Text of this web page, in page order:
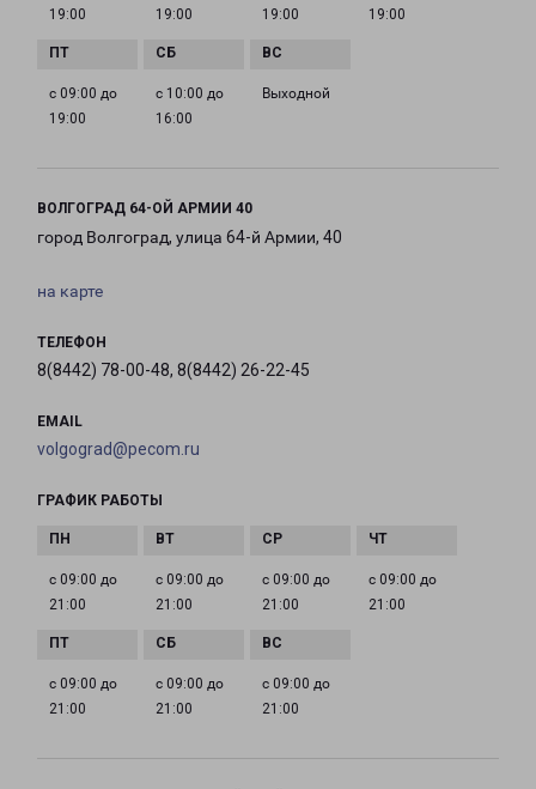
19:00
19:00
19:00
19:00
с 09:00 до
19:00
с 10:00 до
16:00
Выходной
ВОЛГОГРАД 64-ОЙ АРМИИ 40
город Волгоград, улица 64-й Армии, 40
на карте
ТЕЛЕФОН
8(8442) 78-00-48, 8(8442) 26-22-45
EMAIL
volgograd@pecom.ru
ГРАФИК РАБОТЫ
с 09:00 до
21:00
с 09:00 до
21:00
с 09:00 до
21:00
с 09:00 до
21:00
с 09:00 до
21:00
с 09:00 до
21:00
с 09:00 до
21:00